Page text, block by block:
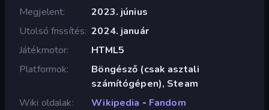
Megjelent
2023. június
Utolsó frissítés 2024. január
Játékmotor
HTML5
Platformok
Böngésző (csak asztali
számítógépen), Steam
Wiki oldalak
Wikipedia - Fandom